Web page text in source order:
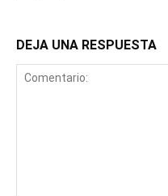
DEJA UNA RESPUESTA